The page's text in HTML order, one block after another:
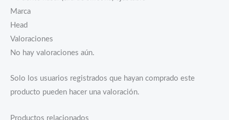
Marca
Head
Valoraciones
No hay valoraciones aún.
Solo los usuarios registrados que hayan comprado este
producto pueden hacer una valoración.
Productos relacionados